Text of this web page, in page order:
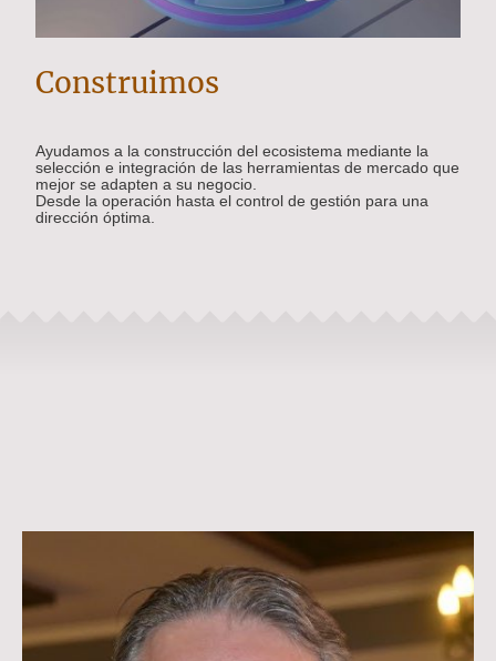
Construimos
Ayudamos a la construcción del ecosistema mediante la
selección e integración de las herramientas de mercado que
mejor se adapten a su negocio.
Desde la operación hasta el control de gestión para una
dirección óptima.